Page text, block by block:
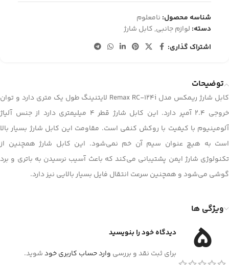
شناسه محصول: نامعلوم
دسته: لوازم جانبی, کابل شارژ
اشتراک گذاری:
توضیحات
کابل شارژ ریمکس مدل Remax RC-124i لایتنینگ طول یک متری دارد و توان
خروجی 2.4 آمپر دارد. این کابل شارژ قطر 4 میلیمتری دارد از جنس آلیاژ
آلومینیوم با کیفیت با روکش کنفی است. مقاومت این کابل شارژ بسیار بالا
است به هیچ عنوان سیم آن خم نمی‌شود. این کابل شارژ همچنین از
تکنولوژی شارژ ایمن پشتیبانی می‌کند که باعث آسیب نرسیدن به باتری و برد
گوشی می‌شود و همچنین سرعت انتقال فایل بسیار بالایی نیز دارد.
ویژگی ها
5
دیدگاه خود را بنویسید
برای ثبت نقد و بررسی وارد حساب کاربری خودشوید.